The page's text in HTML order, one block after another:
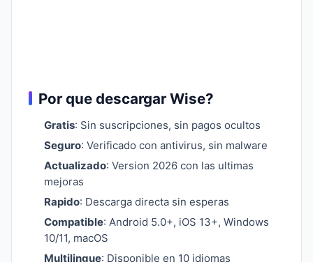
Por que descargar Wise?
Gratis: Sin suscripciones, sin pagos ocultos
Seguro: Verificado con antivirus, sin malware
Actualizado: Version 2026 con las ultimas
mejoras
Rapido: Descarga directa sin esperas
Compatible: Android 5.0+, iOS 13+, Windows
10/11, macOS
Multilingue: Disponible en 10 idiomas